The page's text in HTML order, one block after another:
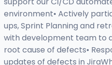
environment• Actively
ups, Sprint Planning and
with development team to
root cause of defects•
updates of defects in